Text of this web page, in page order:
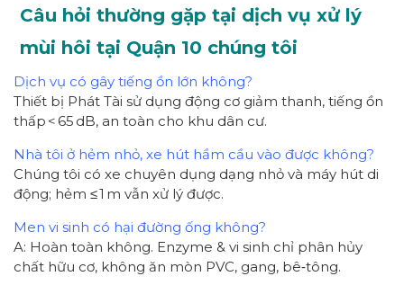
Câu hỏi thường gặp tại dịch vụ xử lý
mùi hôi tại Quận 10 chúng tôi
Dịch vụ có gây tiếng ồn lớn không?
Thiết bị Phát Tài sử dụng động cơ giảm thanh, tiếng ồn
thấp < 65 dB, an toàn cho khu dân cư.
Nhà tôi ở hẻm nhỏ, xe hút hầm cầu vào được không?
Chúng tôi có xe chuyên dụng dạng nhỏ và máy hút di
động; hẻm ≤ 1 m vẫn xử lý được.
Men vi sinh có hại đường ống không?
A: Hoàn toàn không. Enzyme & vi sinh chỉ phân hủy
chất hữu cơ, không ăn mòn PVC, gang, bê‑tông.